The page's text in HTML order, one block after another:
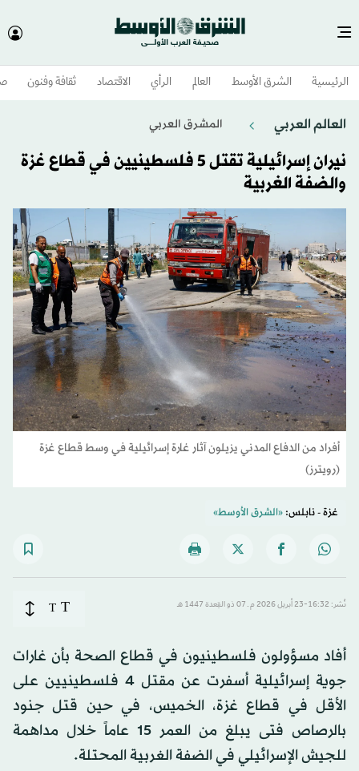
الرئيسية الشرق الأوسط​ العالم الرأي الاقتصاد ثقافة وفنون
العالم العربي المشرق العربي
نيران إسرائيلية تقتل 5 فلسطينيين في قطاع غزة
والضفة الغربية
أفراد من الدفاع المدني يزيلون آثار غارة إسرائيلية في وسط قطاع غزة
(رويترز)
غزة - نابلس:«الشرق الأوسط»
نُشر: 16:32-23 أبريل 2026 م ـ 07 ذو القِعدة 1447 هـ T
T
أفاد مسؤولون فلسطينيون في قطاع الصحة بأن غارات
جوية إسرائيلية أسفرت عن مقتل 4 فلسطينيين على
الأقل في قطاع غزة، الخميس، ​في حين قتل جنود
بالرصاص فتى يبلغ من العمر 15 عاماً خلال مداهمة
للجيش الإسرائيلي في الضفة الغربية المحتلة.